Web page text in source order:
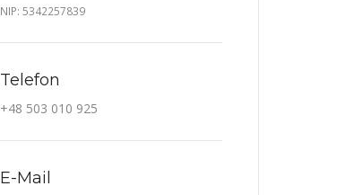
NIP: 5342257839
Telefon
+48 503 010 925
E-Mail